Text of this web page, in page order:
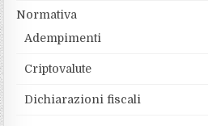
Normativa
Adempimenti
Criptovalute
Dichiarazioni fiscali